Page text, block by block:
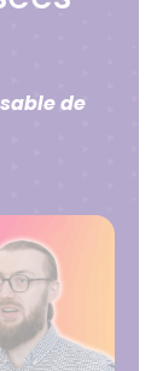
de